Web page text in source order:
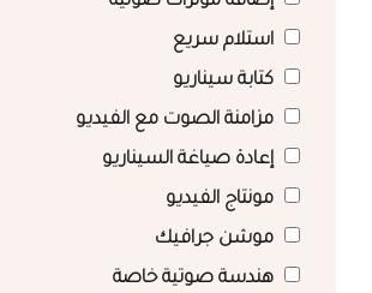
استلام سريع
كتابة سيناريو
مزامنة الصوت مع الفيديو
إعادة صياغة السيناريو
مونتاج الفيديو
موشن جرافيك
هندسة صوتية خاصة